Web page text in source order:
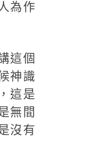
為作
這個
神識
這是
無間
沒有